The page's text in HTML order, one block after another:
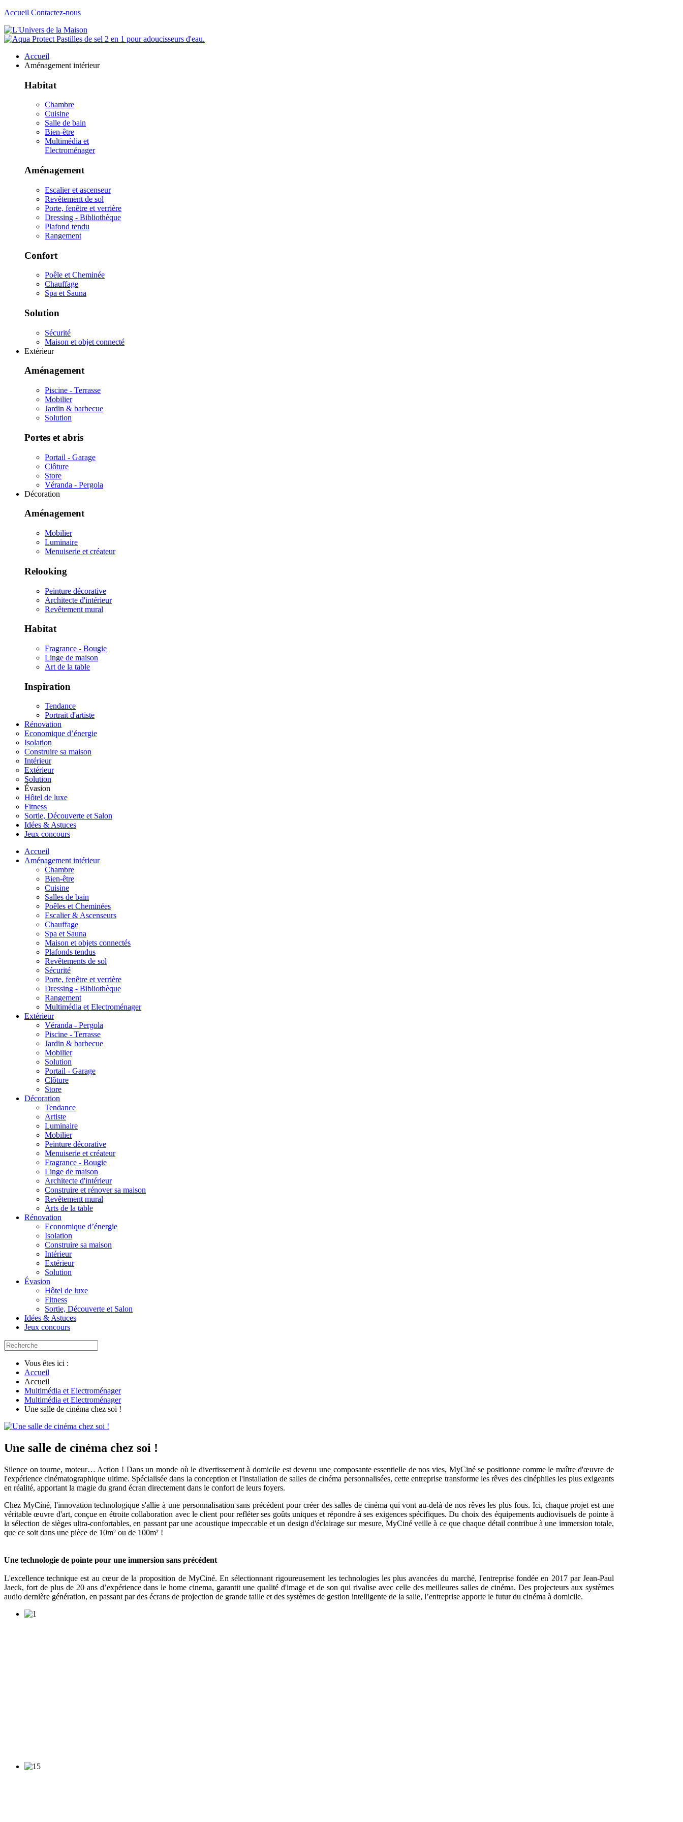
Accueil Contactez-nous
Accueil
Aménagement intérieur
Habitat
Chambre
Cuisine
Salle de bain
Bien-être
Multimédia et
Electroménager
Aménagement
Escalier et ascenseur
Revêtement de sol
Porte, fenêtre et verrière
Dressing - Bibliothèque
Plafond tendu
Rangement
Confort
Poêle et Cheminée
Chauffage
Spa et Sauna
Solution
Sécurité
Maison et objet connecté
Extérieur
Aménagement
Piscine - Terrasse
Mobilier
Jardin & barbecue
Solution
Portes et abris
Portail - Garage
Clôture
Store
Véranda - Pergola
Décoration
Aménagement
Mobilier
Luminaire
Menuiserie et créateur
Relooking
Peinture décorative
Architecte d'intérieur
Revêtement mural
Habitat
Fragrance - Bougie
Linge de maison
Art de la table
Inspiration
Tendance
Portrait d'artiste
Rénovation
Economique d’énergie
Isolation
Construire sa maison
Intérieur
Extérieur
Solution
Évasion
Hôtel de luxe
Fitness
Sortie, Découverte et Salon
Idées & Astuces
Jeux concours
Accueil
Aménagement intérieur
Chambre
Bien-être
Cuisine
Salles de bain
Poêles et Cheminées
Escalier & Ascenseurs
Chauffage
Spa et Sauna
Maison et objets connectés
Plafonds tendus
Revêtements de sol
Sécurité
Porte, fenêtre et verrière
Dressing - Bibliothèque
Rangement
Multimédia et Electroménager
Extérieur
Véranda - Pergola
Piscine - Terrasse
Jardin & barbecue
Mobilier
Solution
Portail - Garage
Clôture
Store
Décoration
Tendance
Artiste
Luminaire
Mobilier
Peinture décorative
Menuiserie et créateur
Fragrance - Bougie
Linge de maison
Architecte d'intérieur
Construire et rénover sa maison
Revêtement mural
Arts de la table
Rénovation
Economique d’énergie
Isolation
Construire sa maison
Intérieur
Extérieur
Solution
Évasion
Hôtel de luxe
Fitness
Sortie, Découverte et Salon
Idées & Astuces
Jeux concours
Vous êtes ici :
Accueil
Accueil
Multimédia et Electroménager
Multimédia et Electroménager
Une salle de cinéma chez soi !
Une salle de cinéma chez soi !
Silence on tourne, moteur… Action ! Dans un monde où le divertissement à domicile est devenu une composante essentielle de nos vies, MyCiné se positionne comme le maître d'œuvre de
l'expérience cinématographique ultime. Spécialisée dans la conception et l'installation de salles de cinéma personnalisées, cette entreprise transforme les rêves des cinéphiles les plus exigeants
en réalité, apportant la magie du grand écran directement dans le confort de leurs foyers.
Chez MyCiné, l'innovation technologique s'allie à une personnalisation sans précédent pour créer des salles de cinéma qui vont au-delà de nos rêves les plus fous. Ici, chaque projet est une
véritable œuvre d'art, conçue en étroite collaboration avec le client pour refléter ses goûts uniques et répondre à ses exigences spécifiques. Du choix des équipements audiovisuels de pointe à
la sélection de sièges ultra-confortables, en passant par une acoustique impeccable et un design d'éclairage sur mesure, MyCiné veille à ce que chaque détail contribue à une immersion totale,
que ce soit dans une pièce de 10m² ou de 100m² !
Une technologie de pointe pour une immersion sans précédent
L'excellence technique est au cœur de la proposition de MyCiné. En sélectionnant rigoureusement les technologies les plus avancées du marché, l'entreprise fondée en 2017 par Jean-Paul
Jaeck, fort de plus de 20 ans d’expérience dans le home cinema, garantit une qualité d'image et de son qui rivalise avec celle des meilleures salles de cinéma. Des projecteurs aux systèmes
audio dernière génération, en passant par des écrans de projection de grande taille et des systèmes de gestion intelligente de la salle, l’entreprise apporte le futur du cinéma à domicile.